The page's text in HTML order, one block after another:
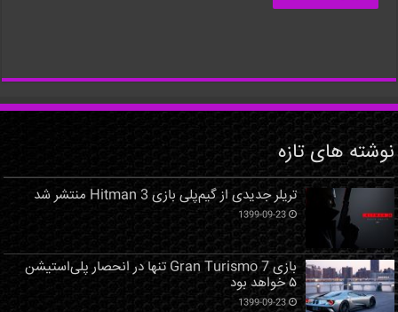
نوشته های تازه
تریلر جدیدی از گیم‌پلی بازی Hitman 3 منتشر شد
1399-09-23
بازی Gran Turismo 7 تنها در انحصار پلی‌استیشن
۵ خواهد بود
1399-09-23